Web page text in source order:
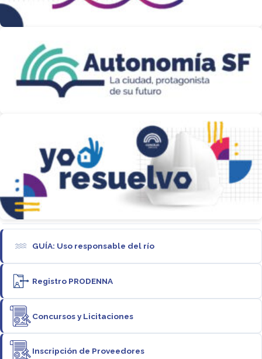
GUÍA: Uso responsable del río
Registro PRODENNA
Concursos y Licitaciones
Inscripción de Proveedores